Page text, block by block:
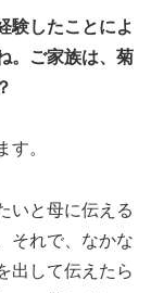
したことによ
。ご家族は、菊
す。
いと母に伝える
それで、なかな
出して伝えたら